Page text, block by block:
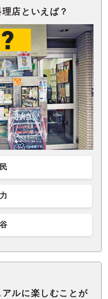
店といえば？
ルに楽しむことが